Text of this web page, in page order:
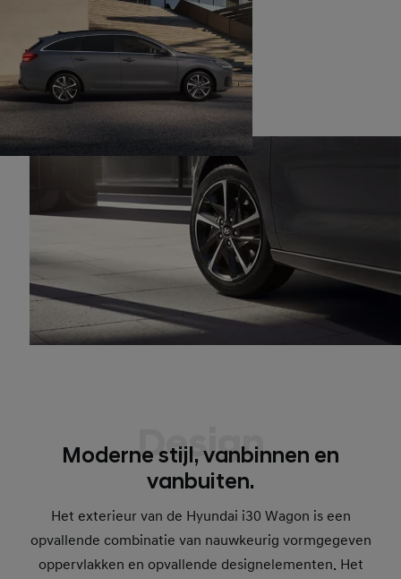
Design
Moderne stijl, vanbinnen en
vanbuiten.
Het exterieur van de Hyundai i30 Wagon is een
opvallende combinatie van nauwkeurig vormgegeven
oppervlakken en opvallende designelementen. Het